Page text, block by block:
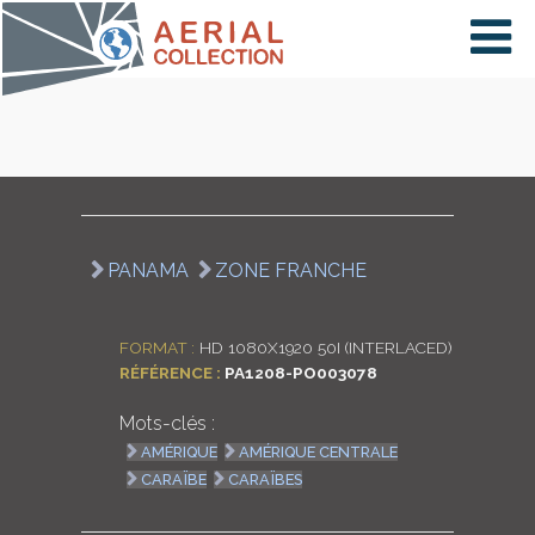
×
PANAMA ZONE FRANCHE
FORMAT : HD 1080X1920 50I (INTERLACED)
RÉFÉRENCE : PA1208-PO003078
Mots-clés :
AMÉRIQUE
AMÉRIQUE CENTRALE
CARAÏBE
CARAÏBES